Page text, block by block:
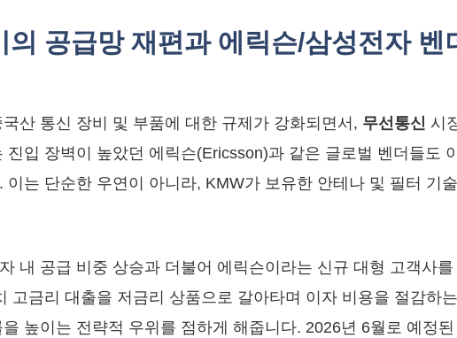
의 공급망 재편과 에릭슨/삼성전자 벤
산 통신 장비 및 부품에 대한 규제가 강화되면서, 무선통신 시
진입 장벽이 높았던 에릭슨(Ericsson)과 같은 글로벌 벤더들도
이는 단순한 우연이 아니라, KMW가 보유한 안테나 및 필터 기
내 공급 비중 상승과 더불어 에릭슨이라는 신규 대형 고객사를
고금리 대출을 저금리 상품으로 갈아타며 이자 비용을 절감하
높이는 전략적 우위를 점하게 해줍니다. 2026년 6월로 예정